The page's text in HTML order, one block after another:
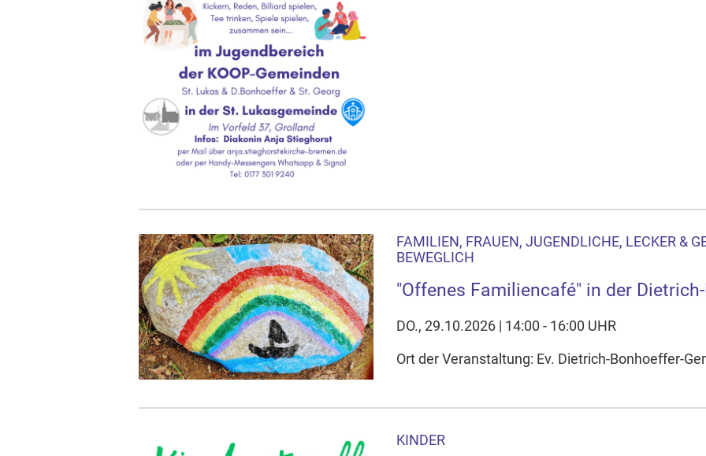
FAMILIEN, FRAUEN, JUGENDLICHE, LECKER &
BEWEGLICH
"Offenes Familiencafé" in der
DO., 29.10.2026 | 14:00 - 16:00 UHR
Ort der Veranstaltung: Ev. Dietrich-Bonhoeffer-
KINDER